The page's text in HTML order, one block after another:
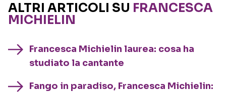
ALTRI ARTICOLI SU FRANCESCA
MICHIELIN
Francesca Michielin laurea: cosa ha
studiato la cantante
Fango in paradiso, Francesca Michielin: